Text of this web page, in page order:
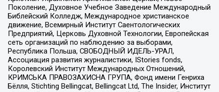
Поколение, Духовное Учебное Заведение Международный
Библейский Колледж, Международное христианское
движение, Всемирный Институт Саентологических
Предприятий, Церковь Духовной Технологии, Европейская
сеть организаций по наблюдению за выборами,
Республика Польша, СВОБОДНЫЙ ИДЕЛЬ-УРАЛ,
Ассоциация развития журналистики, IStories fonds,
Королевский Институт Международных Отношений,
КРИМСЬКА ПРАВОЗАХИСНА ГРУПА, Фонд имени Генриха
Бёлля, Stichting Bellingcat, Bellingcat Ltd, The Insider, Институт